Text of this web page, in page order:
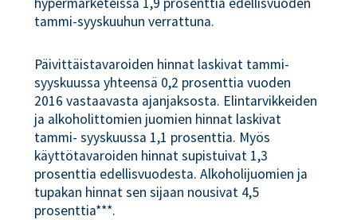
tammi-syyskuuhun verrattuna.
Päivittäistavaroiden hinnat laskivat tammi-
syyskuussa yhteensä 0,2 prosenttia vuoden
2016 vastaavasta ajanjaksosta. Elintarvikkeiden
ja alkoholittomien juomien hinnat laskivat
tammi- syyskuussa 1,1 prosenttia. Myös
käyttötavaroiden hinnat supistuivat 1,3
prosenttia edellisvuodesta. Alkoholijuomien ja
tupakan hinnat sen sijaan nousivat 4,5
prosenttia***.